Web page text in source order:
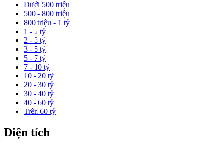
Dưới 500 triệu
500 - 800 triệu
800 triệu - 1 tỷ
1 - 2 tỷ
2 - 3 tỷ
3 - 5 tỷ
5 - 7 tỷ
7 - 10 tỷ
10 - 20 tỷ
20 - 30 tỷ
30 - 40 tỷ
40 - 60 tỷ
Trên 60 tỷ
Diện tích